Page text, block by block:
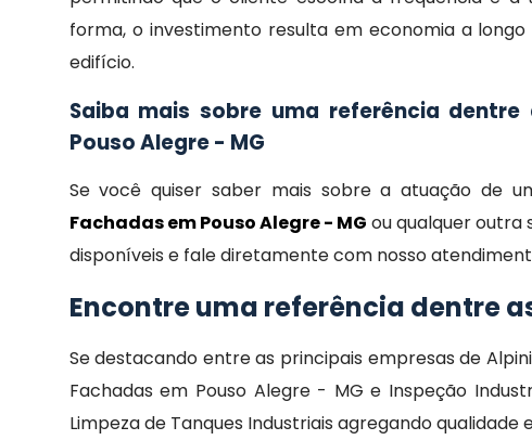
forma, o investimento resulta em economia a
edifício.
Saiba mais sobre uma referência dentre
Pouso Alegre - MG
Se você quiser saber mais sobre a atuação de
Fachadas em Pouso Alegre - MG ou qualquer outra
disponíveis e fale diretamente com nosso
Encontre uma referência dentre
Se destacando entre as principais empresas de
Fachadas em Pouso Alegre - MG e Inspeção
Limpeza de Tanques Industriais agregando